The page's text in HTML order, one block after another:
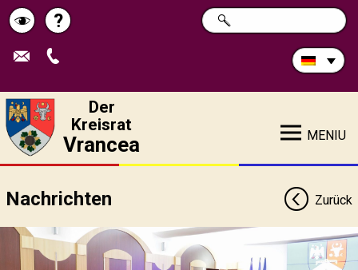
Schimbă
contrastul
Pagina
de
?
Durchsuchen
Sie
SUCHE
Der
Kreisrat
Vrancea MENIU
Nachrichten Zurück